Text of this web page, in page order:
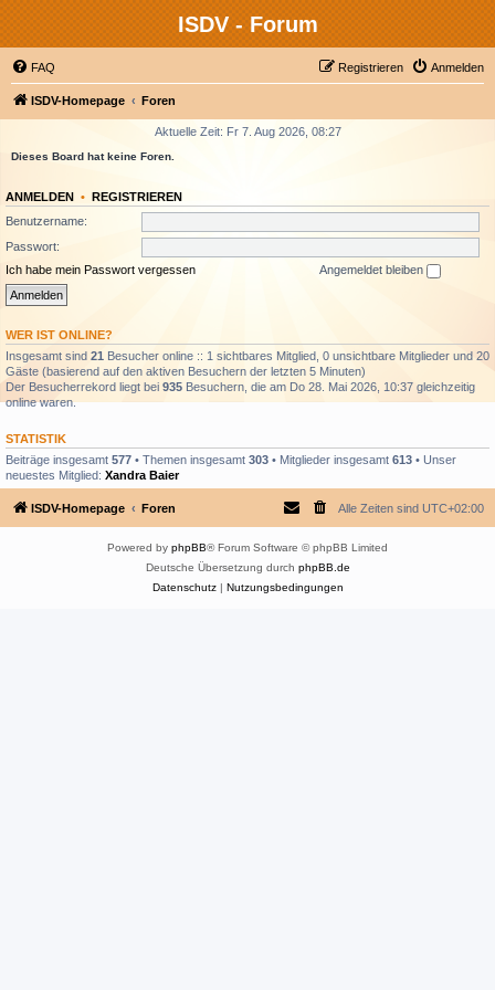
ISDV - Forum
FAQ Anmelden
Registrieren
ISDV-Homepage Foren
Aktuelle Zeit: Fr 7. Aug 2026, 08:27
Dieses Board hat keine Foren.
ANMELDEN • REGISTRIEREN
Benutzername:
Passwort:
Ich habe mein Passwort vergessen
Angemeldet bleiben
WER IST ONLINE?
Insgesamt sind 21 Besucher online :: 1 sichtbares Mitglied, 0 unsichtbare Mitglieder und 20
Gäste (basierend auf den aktiven Besuchern der letzten 5 Minuten)
Der Besucherrekord liegt bei 935 Besuchern, die am Do 28. Mai 2026, 10:37 gleichzeitig
online waren.
STATISTIK
Beiträge insgesamt 577 • Themen insgesamt 303 • Mitglieder insgesamt 613 • Unser
neuestes Mitglied: Xandra Baier
ISDV-Homepage Foren Alle Zeiten sind UTC+02:00
Powered by phpBB® Forum Software © phpBB Limited
Deutsche Übersetzung durch phpBB.de
Datenschutz| Nutzungsbedingungen